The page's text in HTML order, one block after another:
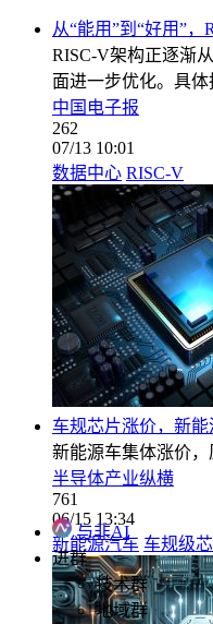
从“能用”到“好用”，
RISC-V架构正逐渐
面进一步优化。具
中国电子报
262
07/13 10:01
数据中心 RISC-V
车规芯片涨价，新
新能源车集体涨价，
半导体产业纵横
761
06/15 13:34
新能源汽车 车规级
与非AI
进群
技术群
地域群